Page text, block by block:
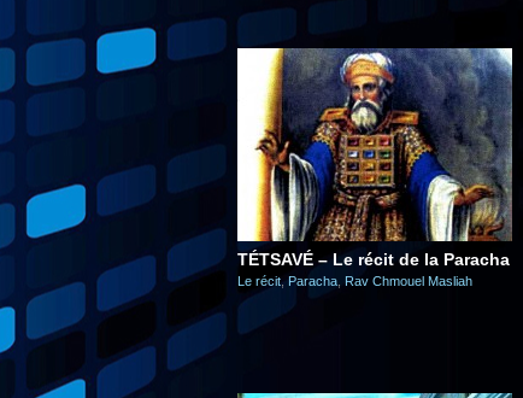
TÉTSAVÉ – Le récit de la Paracha
Le récit,Paracha Rav Chmouel Masliah